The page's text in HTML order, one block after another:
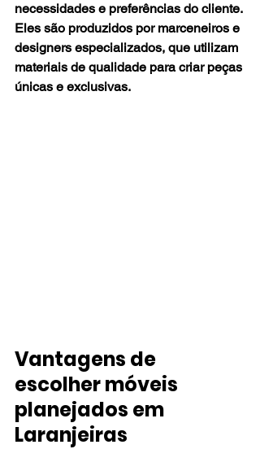
necessidades e preferências do cliente.
Eles são produzidos por marceneiros e
designers especializados, que utilizam
materiais de qualidade para criar peças
únicas e exclusivas.
Vantagens de
escolher móveis
planejados em
Laranjeiras